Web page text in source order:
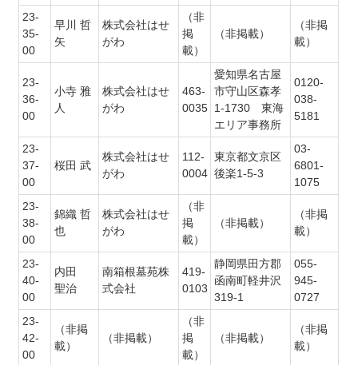
23-
35-
00
早川 哲
矢
株式会社はせ
がわ
（非
掲
載）
（非掲載）
（非掲
載）
23-
36-
00
小寺 雅
人
株式会社はせ
がわ
463-
0035
愛知県名古屋
市守山区森孝
1-1730 東海
エリア事務所
0120-
038-
5181
23-
37-
00
桜田 武
株式会社はせ
がわ
112-
0004
東京都文京区
後楽1-5-3
03-
6801-
1075
23-
38-
00
錦織 哲
也
株式会社はせ
がわ
（非
掲
載）
（非掲載）
（非掲
載）
23-
40-
00
内田
聖治
南箱根墓苑株
式会社
419-
0103
静岡県田方郡
函南町軽井沢
319-1
055-
945-
0727
23-
42-
00
（非掲
載）
（非掲載）
（非
掲
載）
（非掲載）
（非掲
載）